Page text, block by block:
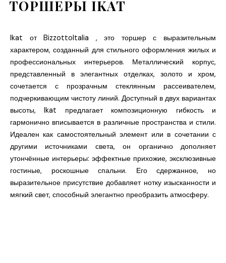
ТОРШЕРЫ IKAT
Ikat от BizzottoItalia , это торшер с выразительным
характером, созданный для стильного оформления жилых и
профессиональных интерьеров. Металлический корпус,
представленный в элегантных отделках, золото и хром,
сочетается с прозрачным стеклянным рассеивателем,
подчеркивающим чистоту линий. Доступный в двух вариантах
высоты, Ikat предлагает композиционную гибкость и
гармонично вписывается в различные пространства и стили.
Идеален как самостоятельный элемент или в сочетании с
другими источниками света, он органично дополняет
утончённые интерьеры: эффектные прихожие, эксклюзивные
гостиные, роскошные спальни. Его сдержанное, но
выразительное присутствие добавляет нотку изысканности и
мягкий свет, способный элегантно преобразить атмосферу.